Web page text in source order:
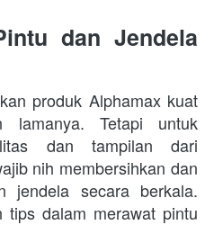
dan Jendela
produk Alphamax kuat
lamanya. Tetapi untuk
dan tampilan dari
nih membersihkan dan
jendela secara berkala.
tips dalam merawat pintu